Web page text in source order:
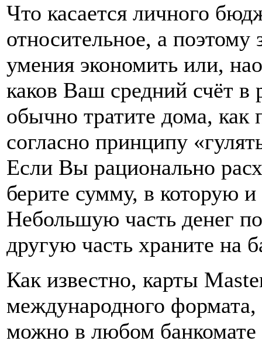
Что касается личного
относительное, а поэтому
умения экономить или,
каков Ваш средний счёт
обычно тратите дома, как
согласно принципу
Если Вы рационально
берите сумму, в которую
Небольшую часть денег
другую часть храните на
Как известно, карты
международного
можно в любом